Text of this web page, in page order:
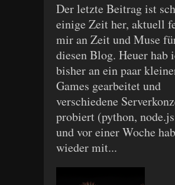
Der letzte Beitrag ist
einige Zeit her, aktuell
mir an Zeit und Muse
diesen Blog. Heuer hab
bisher an ein paar
Games gearbeitet und
verschiedene
probiert (python,
und vor einer Woche
wieder mit...